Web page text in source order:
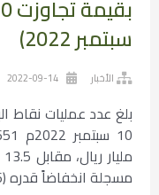
سبتمبر 2022)
الأخبار 2022-09-14
مسجلة انخفاضاً قدره (21.6 – %).